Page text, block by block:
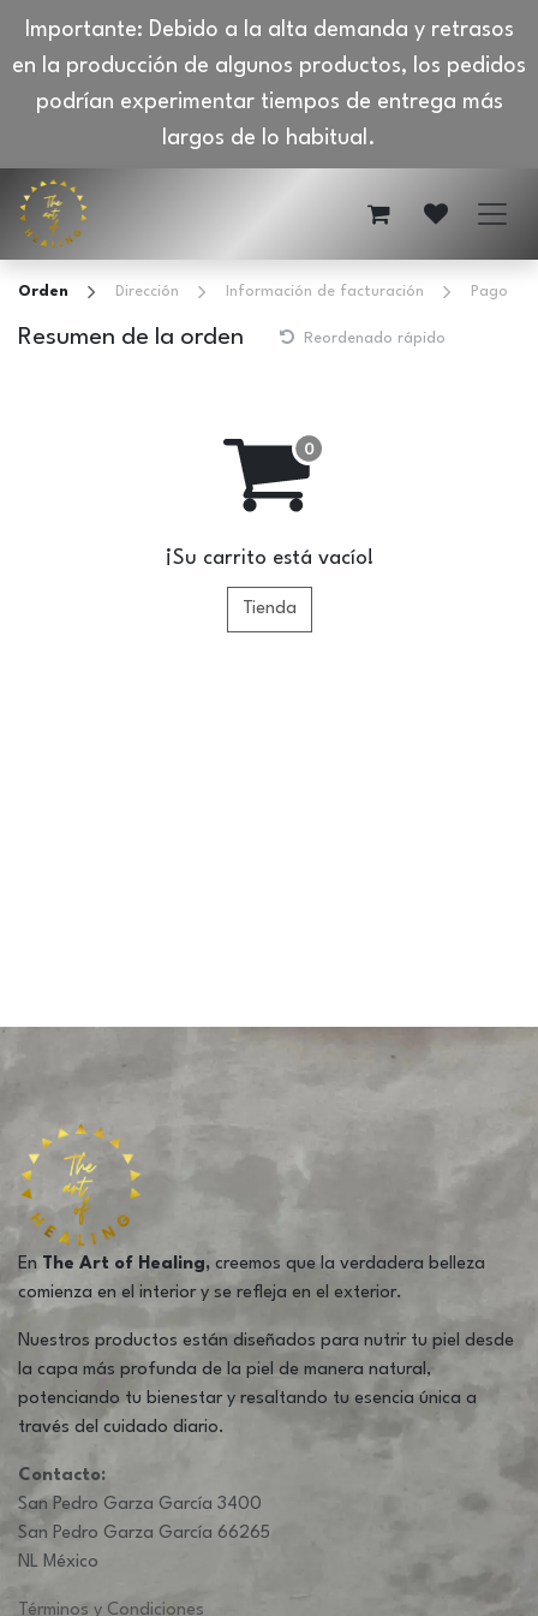
Importante: Debido a la alta demanda y retrasos
en la producción de algunos productos, los pedidos
podrían experimentar tiempos de entrega más
largos de lo habitual.
Ir al contenido
Orden Dirección Información de facturación Pago
Resumen de la orden Reordenado rápido
¡Su carrito está vacío!
Tienda
En The Art of Healing, creemos que la verdadera belleza
comienza en el interior y se refleja en el exterior.
Nuestros productos están diseñados para nutrir tu piel desde
la capa más profunda de la piel de manera natural,
potenciando tu bienestar y resaltando tu esencia única a
través del cuidado diario.
Contacto:
San Pedro Garza García 3400
San Pedro Garza García 66265
NL México
Términos y Condiciones